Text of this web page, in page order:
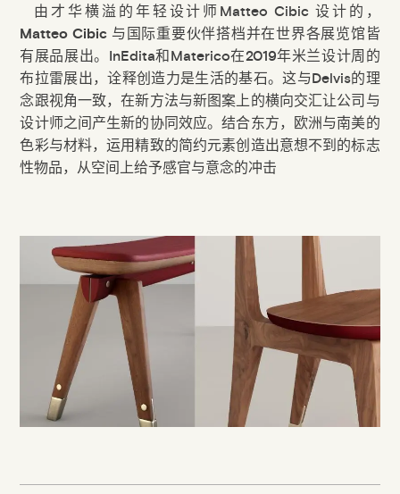
由才华横溢的年轻设计师 Matteo Cibic 设计的 ，
Matteo Cibic 与国际重要伙伴搭档并在世界各展览馆皆
有展品展出。 InEdita和 Materico在2019年米兰设计周的
布拉雷展出，诠释创造力是生活的基石。这与Delvis的理
念跟视角一致，在新方法与新图案上的横向交汇让公司与
设计师之间产生新的协同效应。结合东方，
欧洲与南美的
色彩与材料，运用精致的简约元素创造出意想不到的标志
性物品， 从空间上给予感官与意念的冲击